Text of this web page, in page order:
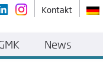
Kontakt
News